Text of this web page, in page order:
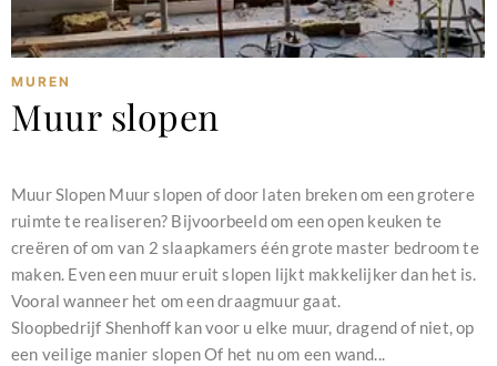
MUREN
Muur slopen
Muur Slopen Muur slopen of door laten breken om een grotere
ruimte te realiseren? Bijvoorbeeld om een open keuken te
creëren of om van 2 slaapkamers één grote master bedroom te
maken. Even een muur eruit slopen lijkt makkelijker dan het is.
Vooral wanneer het om een draagmuur gaat.
Sloopbedrijf Shenhoff kan voor u elke muur, dragend of niet, op
een veilige manier slopen Of het nu om een wand...